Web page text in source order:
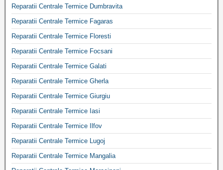
Reparatii Centrale Termice Dumbravita
Reparatii Centrale Termice Fagaras
Reparatii Centrale Termice Floresti
Reparatii Centrale Termice Focsani
Reparatii Centrale Termice Galati
Reparatii Centrale Termice Gherla
Reparatii Centrale Termice Giurgiu
Reparatii Centrale Termice Iasi
Reparatii Centrale Termice Ilfov
Reparatii Centrale Termice Lugoj
Reparatii Centrale Termice Mangalia